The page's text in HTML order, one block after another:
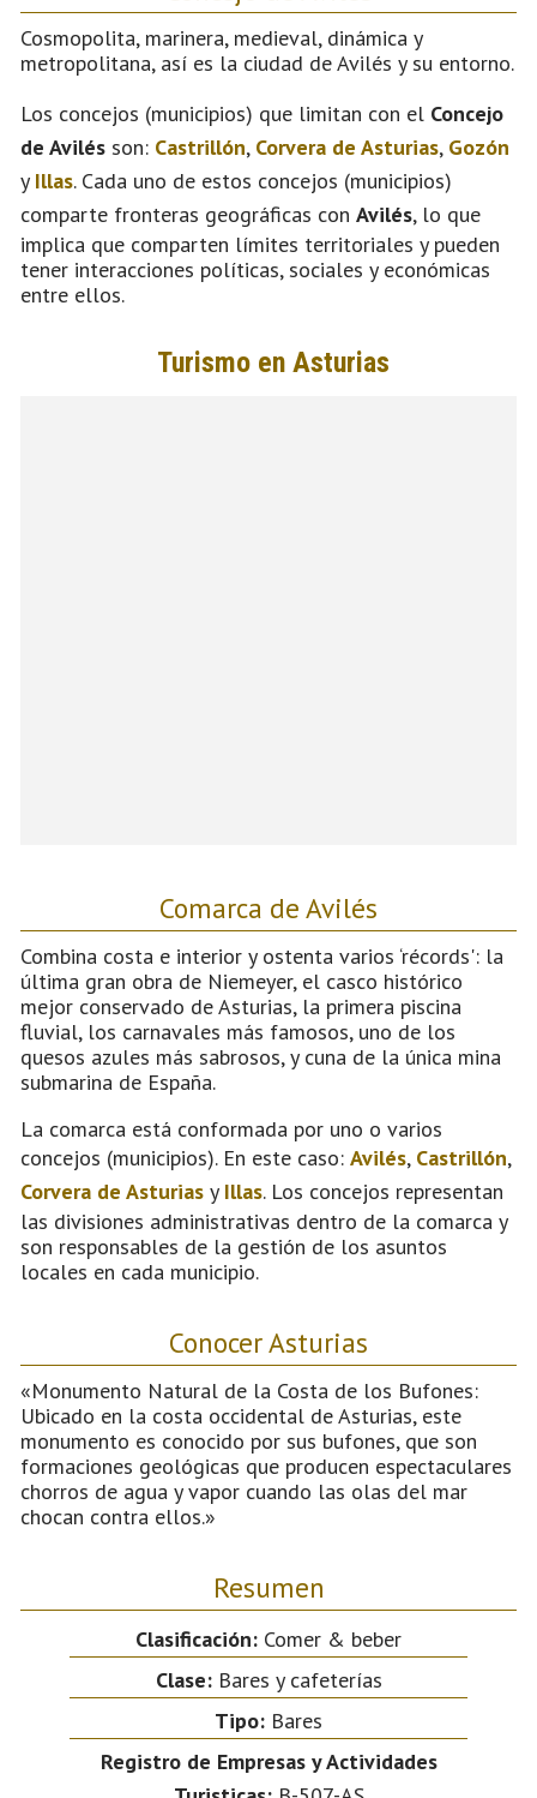
Cosmopolita, marinera, medieval, dinámica y
metropolitana, así es la ciudad de Avilés y su entorno.
Los concejos (municipios) que limitan con el Concejo
de Avilés son: Castrillón, Corvera de Asturias, Gozón
y Illas. Cada uno de estos concejos (municipios)
comparte fronteras geográficas con Avilés, lo que
implica que comparten límites territoriales y pueden
tener interacciones políticas, sociales y económicas
entre ellos.
Comarca de Avilés
Combina costa e interior y ostenta varios ‘récords': la
última gran obra de Niemeyer, el casco histórico
mejor conservado de Asturias, la primera piscina
fluvial, los carnavales más famosos, uno de los
quesos azules más sabrosos, y cuna de la única mina
submarina de España.
La comarca está conformada por uno o varios
concejos (municipios). En este caso: Avilés, Castrillón,
Corvera de Asturias y Illas. Los concejos representan
las divisiones administrativas dentro de la comarca y
son responsables de la gestión de los asuntos
locales en cada municipio.
Conocer Asturias
«Monumento Natural de la Costa de los Bufones:
Ubicado en la costa occidental de Asturias, este
monumento es conocido por sus bufones, que son
formaciones geológicas que producen espectaculares
chorros de agua y vapor cuando las olas del mar
chocan contra ellos.»
Resumen
Clasificación: Comer & beber
Clase:Bares y cafeterías
Tipo: Bares
Registro de Empresas y Actividades